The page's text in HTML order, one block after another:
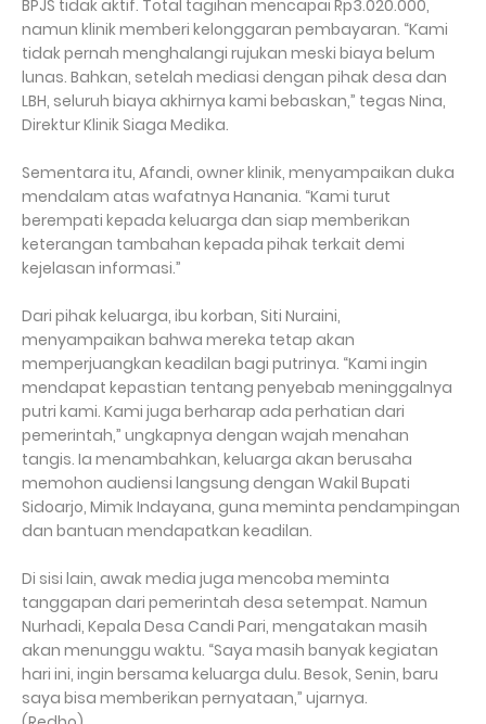
BPJS tidak aktif. Total tagihan mencapai Rp3.020.000,
namun klinik memberi kelonggaran pembayaran. “Kami
tidak pernah menghalangi rujukan meski biaya belum
lunas. Bahkan, setelah mediasi dengan pihak desa dan
LBH, seluruh biaya akhirnya kami bebaskan,” tegas Nina,
Direktur Klinik Siaga Medika.
Sementara itu, Afandi, owner klinik, menyampaikan duka
mendalam atas wafatnya Hanania. “Kami turut
berempati kepada keluarga dan siap memberikan
keterangan tambahan kepada pihak terkait demi
kejelasan informasi.”
Dari pihak keluarga, ibu korban, Siti Nuraini,
menyampaikan bahwa mereka tetap akan
memperjuangkan keadilan bagi putrinya. “Kami ingin
mendapat kepastian tentang penyebab meninggalnya
putri kami. Kami juga berharap ada perhatian dari
pemerintah,” ungkapnya dengan wajah menahan
tangis. Ia menambahkan, keluarga akan berusaha
memohon audiensi langsung dengan Wakil Bupati
Sidoarjo, Mimik Indayana, guna meminta pendampingan
dan bantuan mendapatkan keadilan.
Di sisi lain, awak media juga mencoba meminta
tanggapan dari pemerintah desa setempat. Namun
Nurhadi, Kepala Desa Candi Pari, mengatakan masih
akan menunggu waktu. “Saya masih banyak kegiatan
hari ini, ingin bersama keluarga dulu. Besok, Senin, baru
saya bisa memberikan pernyataan,” ujarnya.